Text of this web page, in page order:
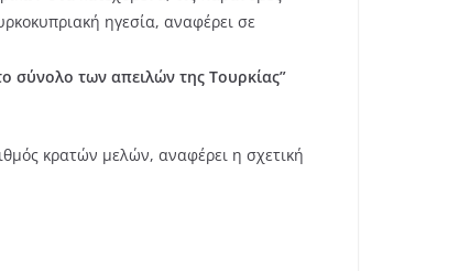
ηγεσία, αναφέρει σε
σύνολο των απειλών της Τουρκίας”
κρατών μελών, αναφέρει η σχετική